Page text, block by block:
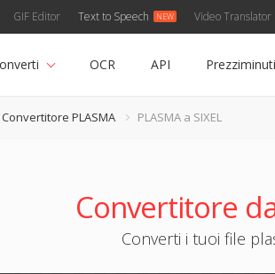
GIF Editor Text to Speech Video Translator
OCR API Prezziminuti
Convertitore PLASMA PLASMA a SIXEL
Convertitore
Converti i tuoi file